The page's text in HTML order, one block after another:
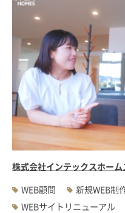
株式会社インテックスホーム
WEB顧問
新規WEB制
WEBサイトリニューアル